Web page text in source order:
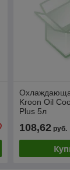
Kroon Oil
Plus 5л
108,62руб.